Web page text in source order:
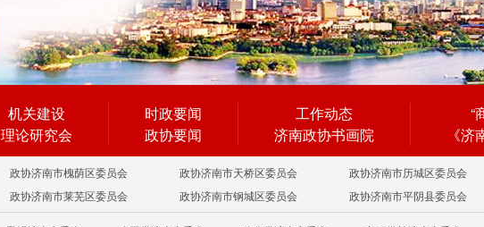
机关建设
理论研究会
时政要闻
政协要闻
工作动态
济南政协书画院
“
《济
政协济南市槐荫区委员会 政协济南市天桥区委员会 政协济南市历城区委员会
政协济南市莱芜区委员会 政协济南市钢城区委员会 政协济南市平阴县委员会